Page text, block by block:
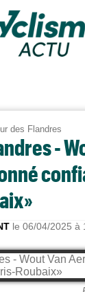
des Flandres
-
le 06/04/2025 à